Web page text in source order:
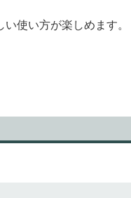
使い方が楽しめます。